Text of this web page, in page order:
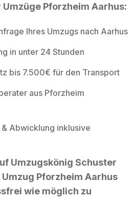
Pforzheim Aarhus:
Ihres Umzugs nach Aarhus
in unter 24 Stunden
bis 7.500€ für den Transport
aus Pforzheim
Abwicklung inklusive
Umzugskönig Schuster
Pforzheim Aarhus
wie möglich zu